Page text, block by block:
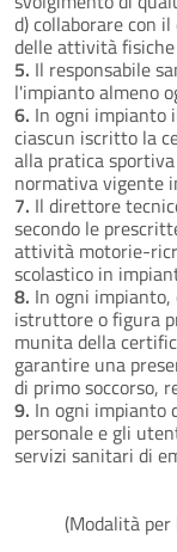
d) collaborare con
delle attività
5. Il responsabile
l'impianto almeno
6. In ogni impianto
ciascun iscritto la
alla pratica
normativa vigente
7. Il direttore
secondo le
attività motorie-
scolastico in
8. In ogni
istruttore o figura
munita della
garantire una
di primo soccorso,
9. In ogni impianto
personale e gli
servizi sanitari di
(Modalità